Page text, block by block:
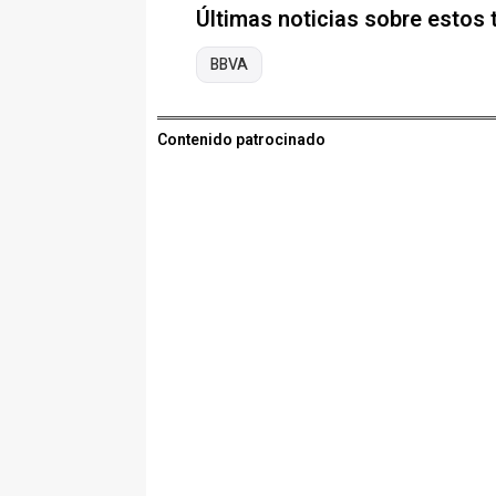
Últimas noticias sobre estos
BBVA
Contenido patrocinado